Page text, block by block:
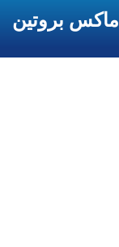
ماكس بروتين